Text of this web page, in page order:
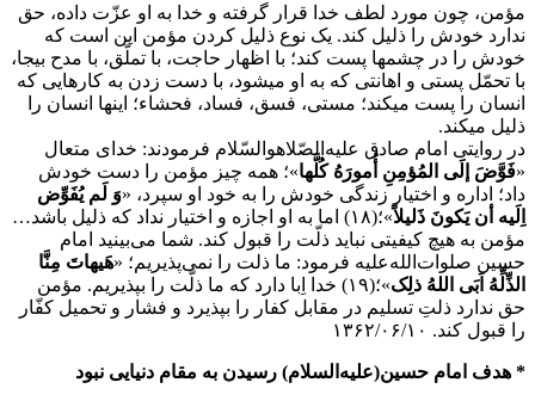
مؤمن، چون مورد لطف خدا قرار گرفته و خدا به او عزّت داده، حق
ندارد خودش را ذلیل کند. یک نوع ذلیل کردن مؤمن این است که
خودش را در چشمها پست کند؛ با اظهار حاجت، با تملّق، با مدح بیجا،
با تحمّل پستی و اهانتی که به او میشود، با دست زدن به کارهایی که
انسان را پست میکند؛ مستی، فسق، فساد، فحشاء؛ اینها انسان را
ذلیل میکند.
در روایتی امام صادق علیه‌الصّلاهوالسّلام فرمودند: خدای متعال
«فَوَّضَ إلَی المُؤمِنِ أُمورَهُ کُلَّها»؛ همه چیز مؤمن را دست خودش
داد؛ اداره و اختیار زندگی خودش را به خود او سپرد، «وَ لَم یُفَوِّض
اِلَیه أن یَکونَ ذَلیلاً
»؛(۱۸) اما به او اجازه و اختیار نداد که ذلیل باشد…
مؤمن به هیچ کیفیتی نباید ذلّت را قبول کند. شما می‌بینید امام
حسین صلوات‌الله‌علیه فرمود: ما ذلت را نمی‌پذیریم؛ «هَیهاتَ مِنَّا
الذِّلِّهُ اَبَی اللهُ ذلِک
»؛(۱۹) خدا اِبا دارد که ما ذلّت را بپذیریم. مؤمن
حق ندارد ذلتِ تسلیم در مقابل کفار را بپذیرد و فشار و تحمیل کفّار
را قبول کند. ۱۳۶۲/۰۶/۱۰
* هدف امام حسین(علیه‌السلام) رسیدن به مقام دنیایی نبود